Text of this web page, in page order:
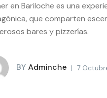
en Bariloche es una
que comparten
bares y pizzerías.
BY Adminche 7